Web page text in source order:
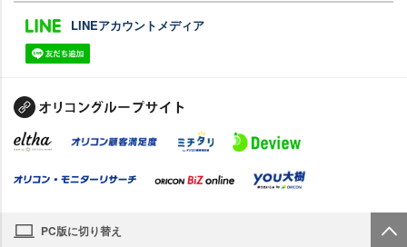
LINEアカウントメディア
PC版に切り替え